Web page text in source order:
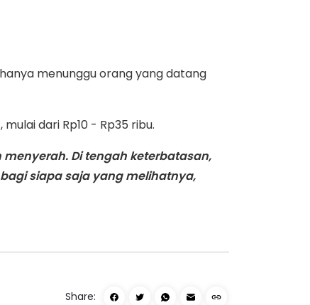
menunggu orang yang datang
dari Rp10 - Rp35 ribu.
Di tengah keterbatasan,
siapa saja yang melihatnya,
Share: